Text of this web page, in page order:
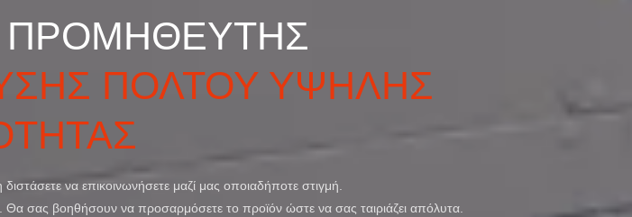
ΠΡΟΜΗΘΕΥΤΗΣ
ΠΟΛΤΟΥ ΥΨΗΛΗΣ
να επικοινωνήσετε μαζί μας οποιαδήποτε στιγμή.
Θα σας βοηθήσουν να προσαρμόσετε το προϊόν ώστε να σας ταιριάζει απόλυτα.